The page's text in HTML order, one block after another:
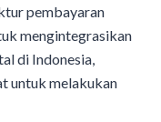
pembayaran
mengintegrasikan
di Indonesia,
untuk melakukan